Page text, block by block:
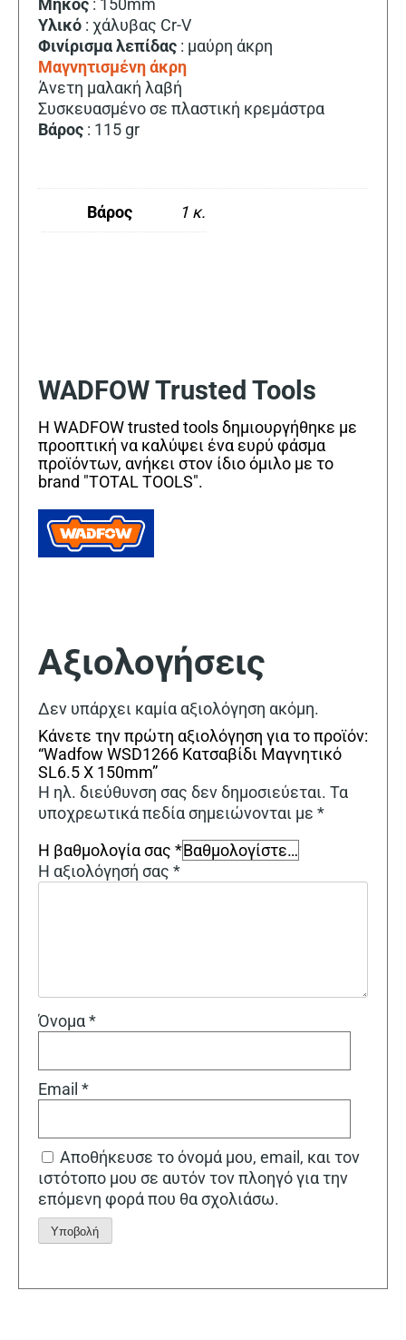
Μήκος : 150mm
Υλικό : χάλυβας Cr-V
Φινίρισμαλεπίδας : μαύρη άκρη
Μαγνητισμένη άκρη
Άνετη μαλακή λαβή
Συσκευασμένο σε πλαστική κρεμάστρα
Βάρος : 115 gr
Βάρος 1 κ.
WADFOW Trusted Tools
Η WADFOW trusted tools δημιουργήθηκε με
προοπτική να καλύψει ένα ευρύ φάσμα
προϊόντων, ανήκει στον ίδιο όμιλο με το
brand "TOTAL TOOLS".
Αξιολογήσεις
Δεν υπάρχει καμία αξιολόγηση ακόμη.
Κάνετε την πρώτη αξιολόγηση για το προϊόν:
“Wadfow WSD1266 Κατσαβίδι Μαγνητικό
SL6.5 X 150mm”
Η ηλ. διεύθυνση σας δεν δημοσιεύεται. Τα
υποχρεωτικά πεδία σημειώνονται με *
Η βαθμολογία σας *
Η αξιολόγησή σας *
Όνομα*
Email *
Αποθήκευσε το όνομά μου, email, και τον
ιστότοπο μου σε αυτόν τον πλοηγό για την
επόμενη φορά που θα σχολιάσω.